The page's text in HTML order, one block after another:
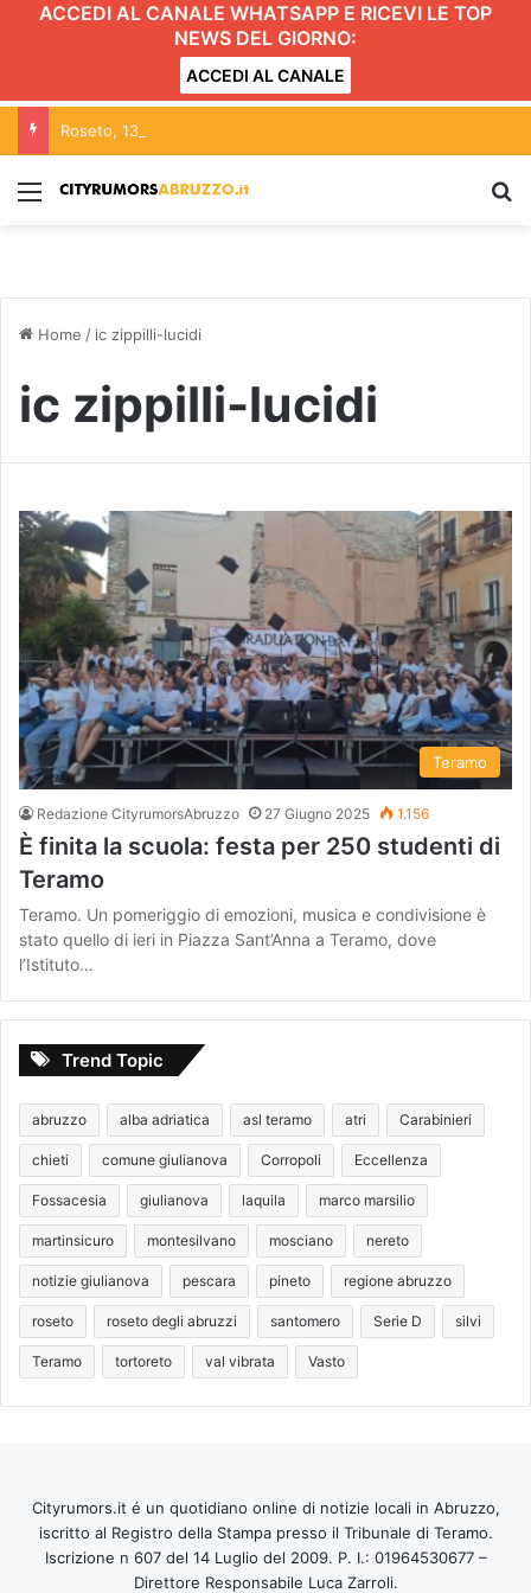
ACCEDI AL CANALE WHATSAPP E RICEVI LE TOP
NEWS DEL GIORNO:
ACCEDI AL CANALE
Menu
Home / ic zippilli-lucidi
ic zippilli-lucidi
Teramo
Redazione CityrumorsAbruzzo 27 Giugno 2025 1.156
È finita la scuola: festa per 250 studenti di
Teramo
Teramo. Un pomeriggio di emozioni, musica e condivisione è
stato quello di ieri in Piazza Sant’Anna a Teramo, dove
l’Istituto…
Trend Topic
abruzzo alba adriatica asl teramo atri Carabinieri
chieti comune giulianova Corropoli Eccellenza
Fossacesia giulianova laquila marco marsilio
martinsicuro montesilvano mosciano nereto
notizie giulianova pescara pineto regione abruzzo
roseto roseto degli abruzzi santomero Serie D silvi
Teramo tortoreto val vibrata Vasto
Cityrumors.it é un quotidiano online di notizie locali in Abruzzo,
iscritto al Registro della Stampa presso il Tribunale di Teramo.
Iscrizione n 607 del 14 Luglio del 2009. P. I.: 01964530677 –
Direttore Responsabile Luca Zarroli.